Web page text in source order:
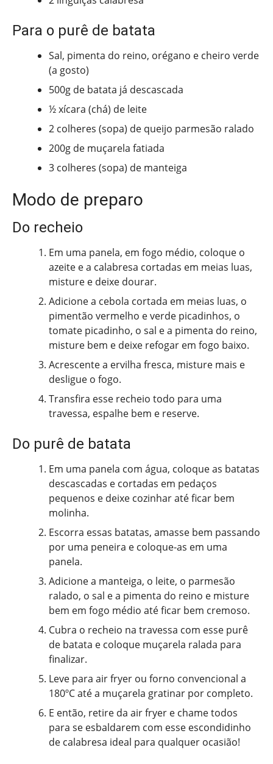
Para o purê de batata
Sal, pimenta do reino, orégano e cheiro verde
(a gosto)
500g de batata já descascada
½ xícara (chá) de leite
2 colheres (sopa) de queijo parmesão ralado
200g de muçarela fatiada
3 colheres (sopa) de manteiga
Modo de preparo
Do recheio
Em uma panela, em fogo médio, coloque o
azeite e a calabresa cortadas em meias luas,
misture e deixe dourar.
Adicione a cebola cortada em meias luas, o
pimentão vermelho e verde picadinhos, o
tomate picadinho, o sal e a pimenta do reino,
misture bem e deixe refogar em fogo baixo.
Acrescente a ervilha fresca, misture mais e
desligue o fogo.
Transfira esse recheio todo para uma
travessa, espalhe bem e reserve.
Do purê de batata
Em uma panela com água, coloque as batatas
descascadas e cortadas em pedaços
pequenos e deixe cozinhar até ficar bem
molinha.
Escorra essas batatas, amasse bem passando
por uma peneira e coloque-as em uma
panela.
Adicione a manteiga, o leite, o parmesão
ralado, o sal e a pimenta do reino e misture
bem em fogo médio até ficar bem cremoso.
Cubra o recheio na travessa com esse purê
de batata e coloque muçarela ralada para
finalizar.
Leve para air fryer ou forno convencional a
180ºC até a muçarela gratinar por completo.
E então, retire da air fryer e chame todos
para se esbaldarem com esse escondidinho
de calabresa ideal para qualquer ocasião!